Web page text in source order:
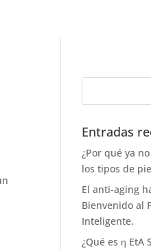
Entradas
¿Por qué ya
los tipos de
El anti-aging
Bienvenido al
Inteligente.
¿Qué es η EtA